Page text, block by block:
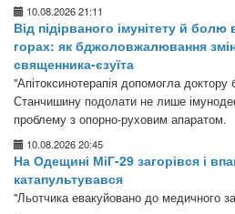
10.08.2026 21:11
Від підірваного імунітету й
горах: як бджоловжалювання
священника-єзуїта
"Апітоксинотерапія допомогла
Станчишину подолати не лише
проблему з опорно-руховим апаратом.
10.08.2026 20:45
На Одещині МіГ-29 загорівся і
катапультувався
"Льотчика евакуйовано до медичного